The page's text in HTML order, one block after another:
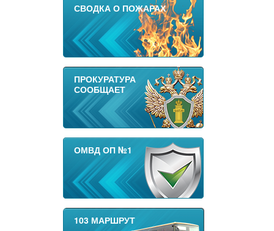
СВОДКА О ПОЖАРАХ
ПРОКУРАТУРА
СООБЩАЕТ
ОМВД ОП №1
103 МАРШРУТ